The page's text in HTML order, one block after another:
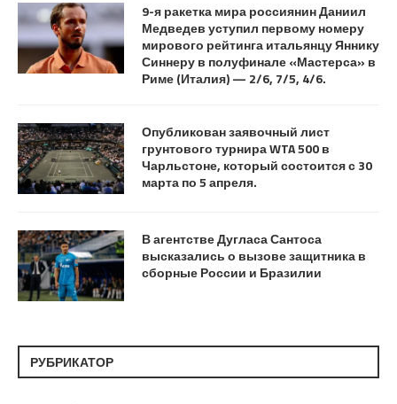
9-я ракетка мира россиянин Даниил
Медведев уступил первому номеру
мирового рейтинга итальянцу Яннику
Синнеру в полуфинале «Мастерса» в
Риме (Италия) — 2/6, 7/5, 4/6.
Опубликован заявочный лист
грунтового турнира WTA 500 в
Чарльстоне, который состоится с 30
марта по 5 апреля.
В агентстве Дугласа Сантоса
высказались о вызове защитника в
сборные России и Бразилии
РУБРИКАТОР